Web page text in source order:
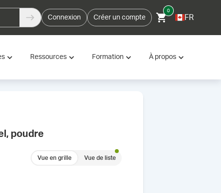
Connexion Créer un compte
0
FR
Ressources Formation À propos
poudre
Vue en grille Vue de liste